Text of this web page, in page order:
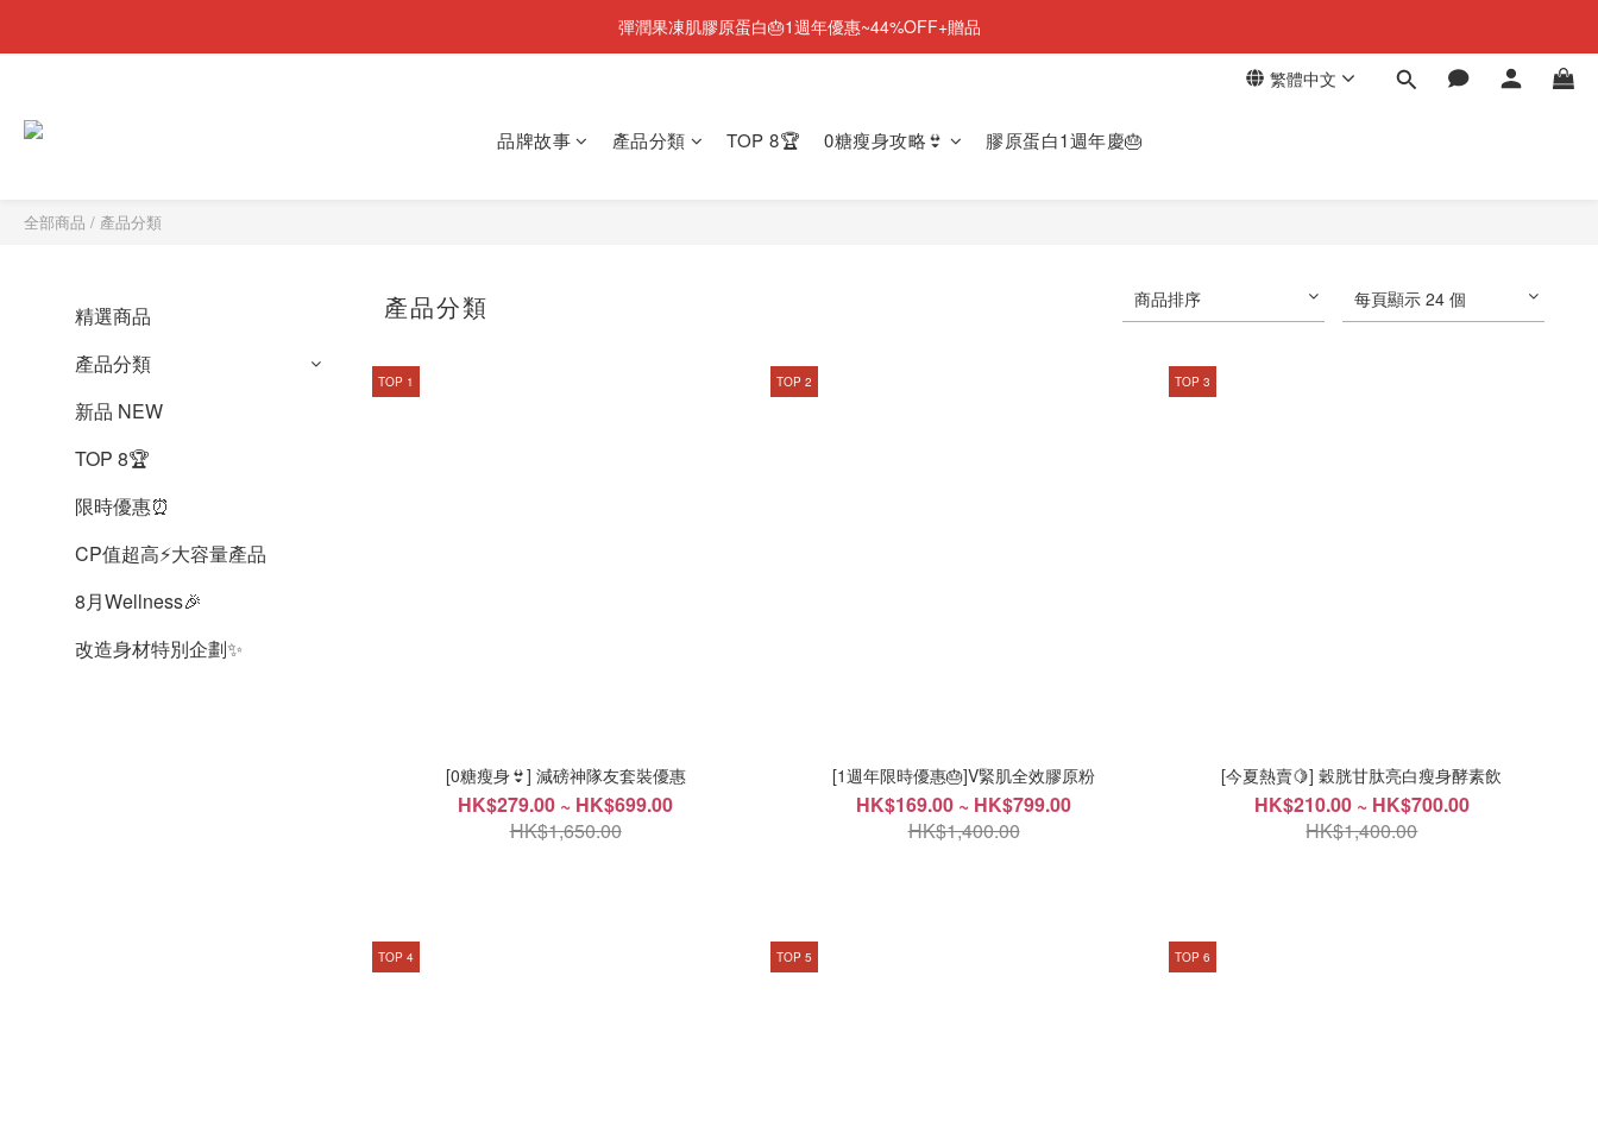
NEW💫ARI BOOTS 小腿足底按摩靴登場
彈潤果凍肌膠原蛋白🎂1週年優惠~44%OFF+贈品
繁體中文
品牌故事 產品分類 TOP 8🏆 0糖瘦身攻略👙 膠原蛋白1週年慶🎂
全部商品 / 產品分類
精選商品
產品分類
新品 NEW
TOP 8🏆
限時優惠⏰
CP值超高⚡大容量產品
8月Wellness🎉
改造身材特別企劃✨
產品分類 商品排序 每頁顯示 24 個
TOP 1
[0糖瘦身👙] 減磅神隊友套裝優惠
HK$279.00 ~ HK$699.00
HK$1,650.00
TOP 2
[1週年限時優惠🎂]V緊肌全效膠原粉
HK$169.00 ~ HK$799.00
HK$1,400.00
TOP 3
[今夏熱賣🍋] 穀胱甘肽亮白瘦身酵素飲
HK$210.00 ~ HK$700.00
HK$1,400.00
TOP 4 TOP 5 TOP 6